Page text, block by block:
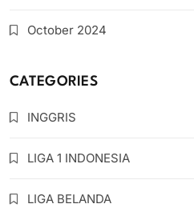
October 2024
CATEGORIES
INGGRIS
LIGA 1 INDONESIA
LIGA BELANDA